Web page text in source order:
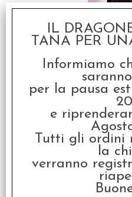
Vampiri La
5a
Dei del
€ 49,90
€
IL
TANA PER
Informiamo
per la pausa
e
Tutti gli ordini
la
verranno